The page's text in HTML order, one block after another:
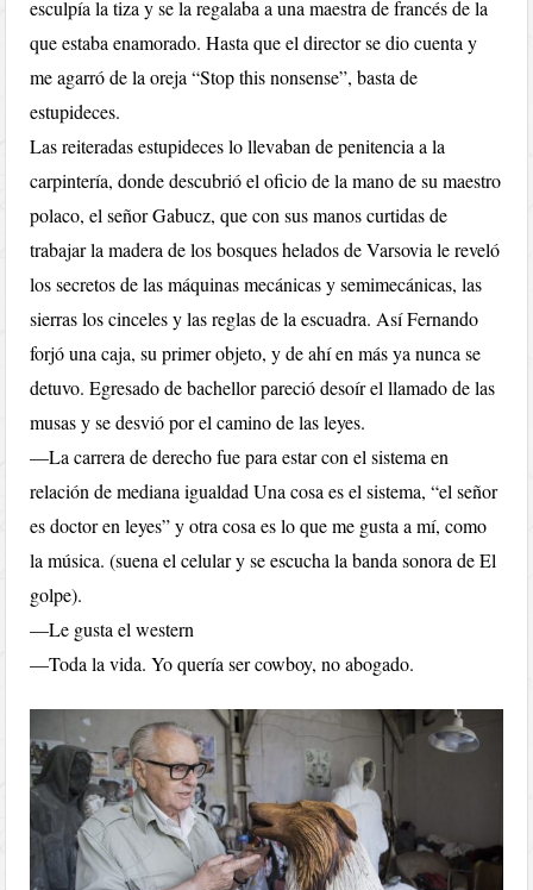
esculpía la tiza y se la regalaba a una maestra de francés de la
que estaba enamorado. Hasta que el director se dio cuenta y
me agarró de la oreja “Stop this nonsense”, basta de
estupideces.
Las reiteradas estupideces lo llevaban de penitencia a la
carpintería, donde descubrió el oficio de la mano de su maestro
polaco, el señor Gabucz, que con sus manos curtidas de
trabajar la madera de los bosques helados de Varsovia le reveló
los secretos de las máquinas mecánicas y semimecánicas, las
sierras los cinceles y las reglas de la escuadra. Así Fernando
forjó una caja, su primer objeto, y de ahí en más ya nunca se
detuvo. Egresado de bachellor pareció desoír el llamado de las
musas y se desvió por el camino de las leyes.
—La carrera de derecho fue para estar con el sistema en
relación de mediana igualdad Una cosa es el sistema, “el señor
es doctor en leyes” y otra cosa es lo que me gusta a mí, como
la música. (suena el celular y se escucha la banda sonora de El
golpe).
—Le gusta el western
—Toda la vida. Yo quería ser cowboy, no abogado.